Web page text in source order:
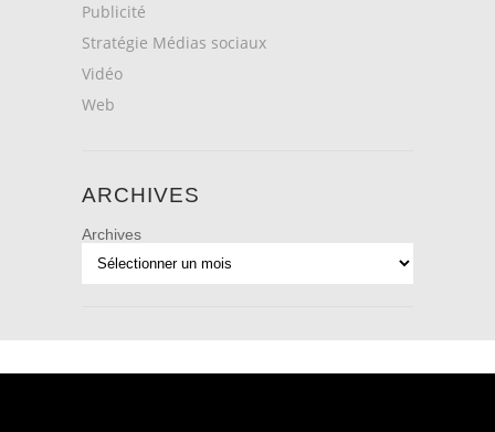
Publicité
Stratégie Médias sociaux
Vidéo
Web
ARCHIVES
Archives